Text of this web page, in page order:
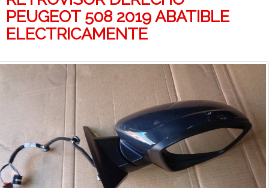
PEUGEOT 508 2019 ABATIBLE
ELECTRICAMENTE